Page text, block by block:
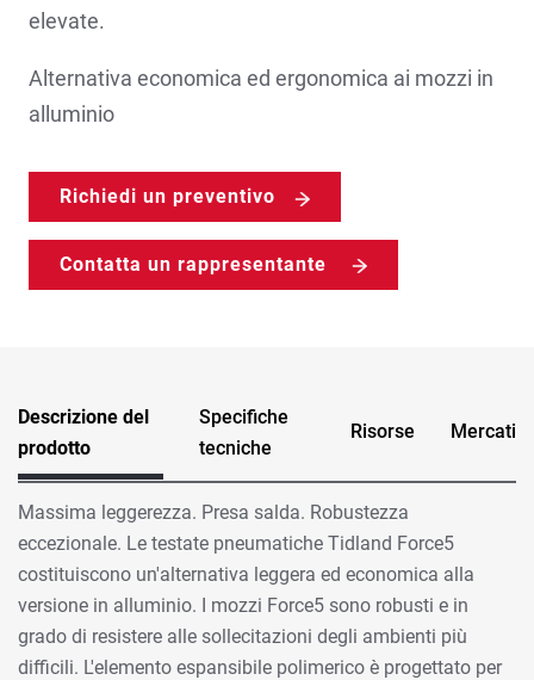
elevate.
Alternativa economica ed ergonomica ai mozzi in
alluminio
Richiedi un preventivo
Contatta un rappresentante
Descrizione del
prodotto
Specifiche
tecniche
Risorse Mercati
Massima leggerezza. Presa salda. Robustezza
eccezionale. Le testate pneumatiche Tidland Force5
costituiscono un'alternativa leggera ed economica alla
versione in alluminio. I mozzi Force5 sono robusti e in
grado di resistere alle sollecitazioni degli ambienti più
difficili. L'elemento espansibile polimerico è progettato per